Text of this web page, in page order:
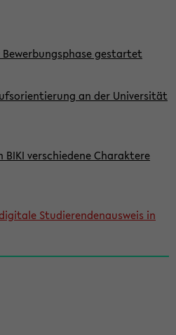
gestartet
an der Universität
verschiedene Charaktere
Studierendenausweis in